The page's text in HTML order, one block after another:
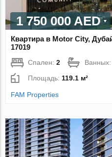
1 750 000 AED
Квартира в Motor City,
17019
Спален:2
Площадь: 119.1 м²
FAM Properties